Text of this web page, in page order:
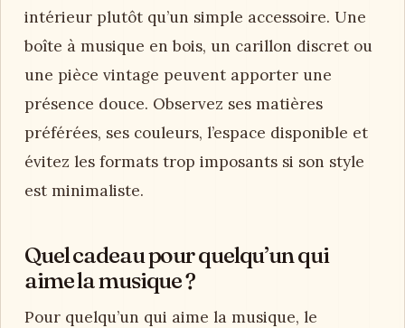
intérieur plutôt qu’un simple accessoire. Une
boîte à musique en bois, un carillon discret ou
une pièce vintage peuvent apporter une
présence douce. Observez ses matières
préférées, ses couleurs, l’espace disponible et
évitez les formats trop imposants si son style
est minimaliste.
Quel cadeau pour quelqu’un qui
aime la musique ?
Pour quelqu’un qui aime la musique, le